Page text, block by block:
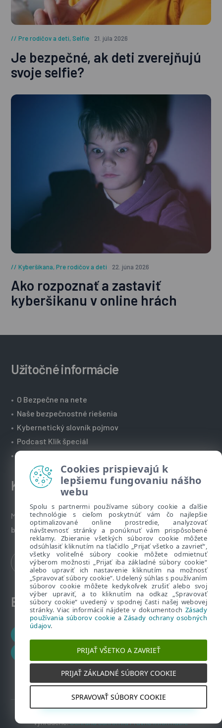
Pre rodičov a deti,Selfie 21. júla 2026
Je bezpečné, ak deti zverejňujú
svoje selfie?
Kyberšikana,Pre rodičov a deti 22. júna 2026
Ako rozpoznať a zastaviť
kyberšikanu v online hrách
Užitočné informácie
• O Bezpečne na nete
• Naše bezpečnostné riešenia
• Kybernetický slovník pojmov
• Podcast Klik špeciál
•Technická podpora spoločnosti ESET
Kontakt
Máte nezodpovedané otázky? Napíšte nám:
bezpecnenanete@eset.sk
ESET zákaznícka zóna
ESET HOME
2019 – 2026 Copyright © ESET, spol. s r.o. Všetky práva
vyhradené.Ochrana súkromiaPrávne informácie
Cookies prispievajú k
lepšiemu fungovaniu nášho
webu
Spolu s partnermi používame súbory cookie a ďalšie
technológie s cieľom poskytnúť vám čo najlepšie
optimalizované online prostredie, analyzovať
návštevnosť stránky a ponúknuť vám prispôsobené
reklamy. Zbieranie všetkých súborov cookie môžete
odsúhlasiť kliknutím na tlačidlo „Prijať všetko a zavrieť“,
všetky voliteľné súbory cookie môžete odmietnuť
výberom možnosti „Prijať iba základné súbory cookie“
alebo upraviť ich nastavenie kliknutím na možnosť
„Spravovať súbory cookie“. Udelený súhlas s používaním
súborov cookie môžete kedykoľvek zrušiť alebo svoj
výber upraviť, a to kliknutím na odkaz „Spravovať
súbory cookie“ uvedený v spodnej časti našej webovej
stránky. Viac informácií nájdete v dokumentoch Zásady
používania súborov cookie aZásady ochrany osobných
údajov.
PRIJAŤ VŠETKO A ZAVRIEŤ
PRIJAŤ ZÁKLADNÉ SÚBORY COOKIE
SPRAVOVAŤ SÚBORY COOKIE